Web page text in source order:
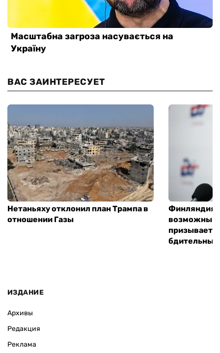
ВАС ЗАИНТЕРЕСУЕТ
Нетаньяху отклонил план Трампа в
отношении Газы
Финляндия
возможным
призывает
ИЗДАНИЕ
Архивы
Редакция
Реклама